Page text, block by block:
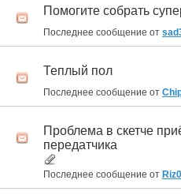
Помогите собрать
Последнее сообщение от
Теплый пол
Последнее сообщение от
Проблема в скетче
передатчика
Последнее сообщение от